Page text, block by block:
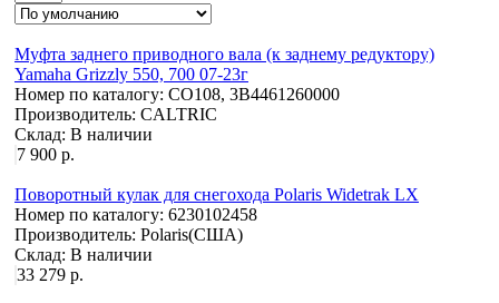
Муфта заднего приводного вала (к заднему редуктору)
Yamaha Grizzly 550, 700 07-23г
Номер по каталогу: CO108, 3B4461260000
Производитель: CALTRIC
Склад: В наличии
7 900 р.
Поворотный кулак для снегохода Polaris Widetrak LX
Номер по каталогу: 6230102458
Производитель: Polaris(США)
Склад: В наличии
33 279 р.